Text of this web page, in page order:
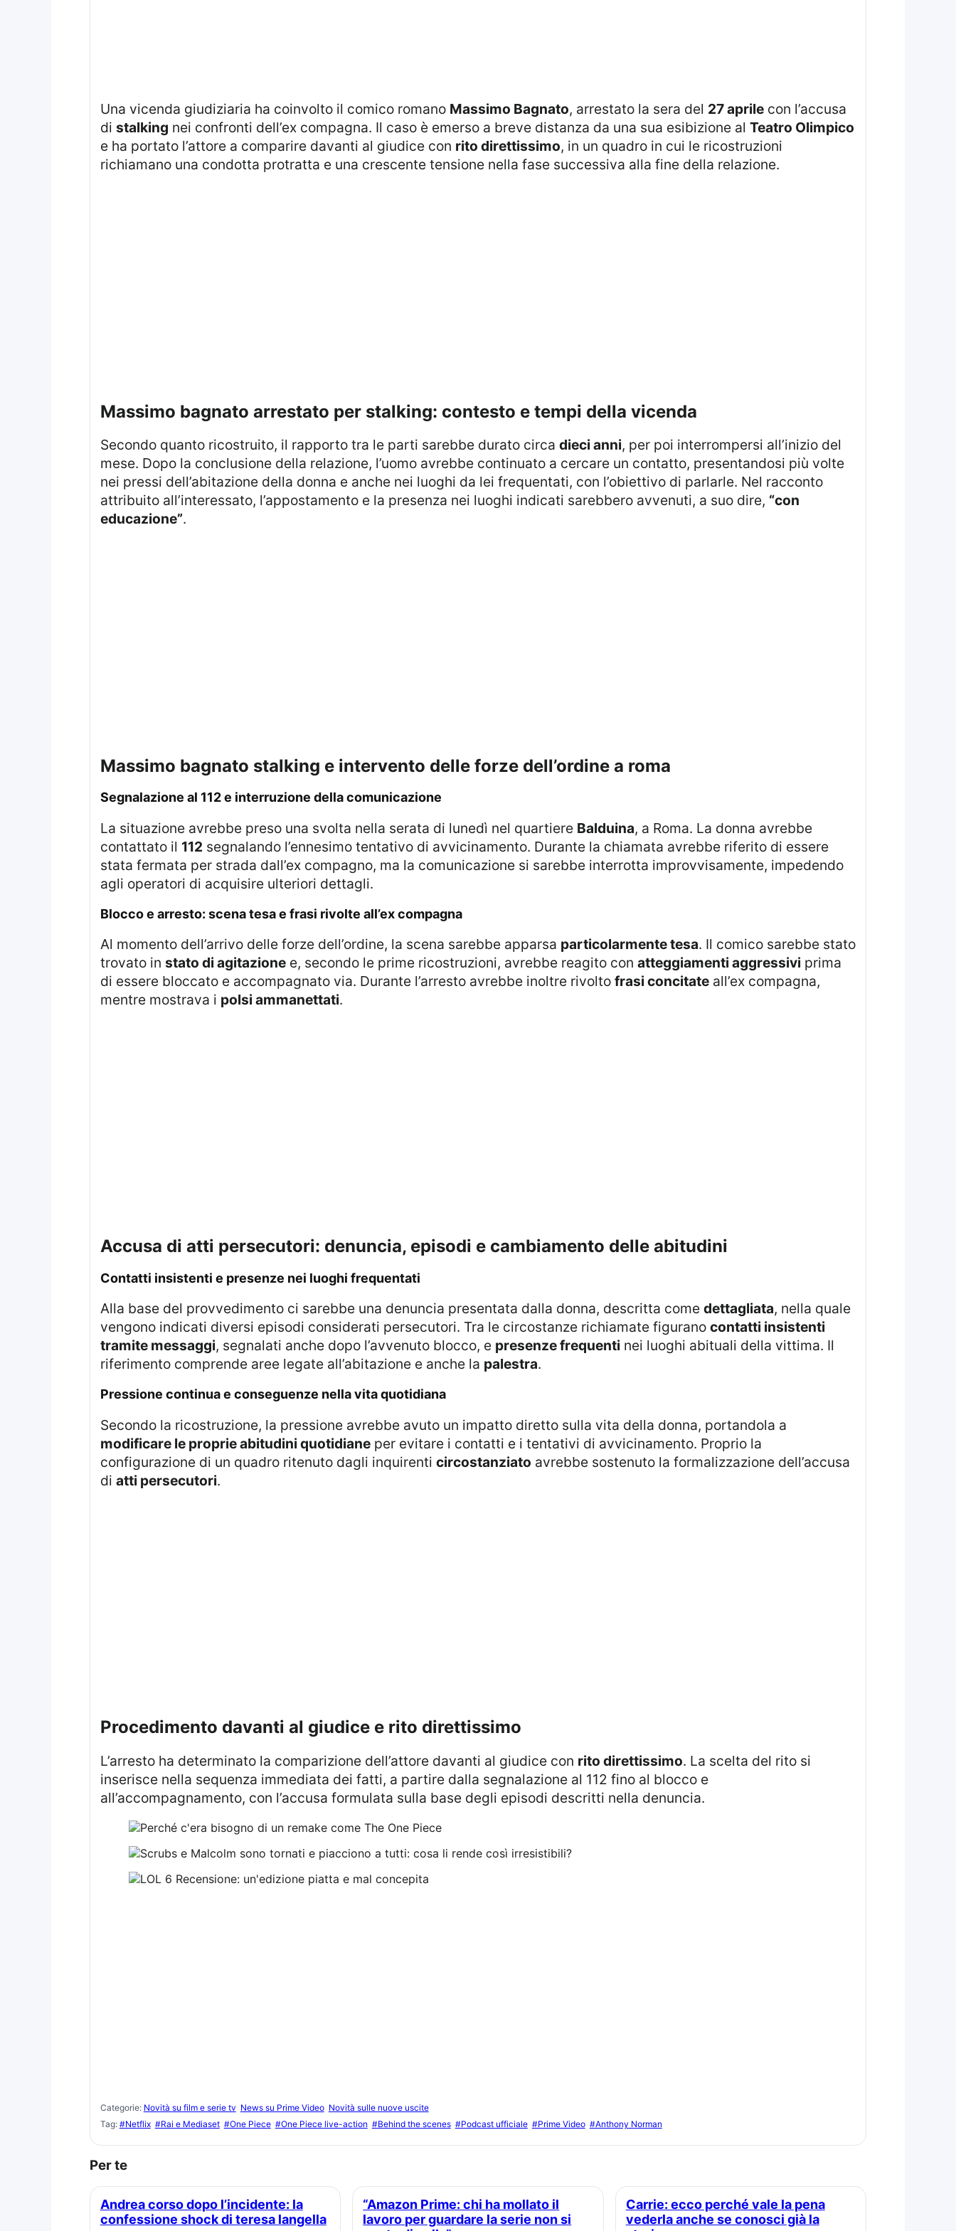
Una vicenda giudiziaria ha coinvolto il comico romano Massimo Bagnato, arrestato la sera del 27 aprilecon l’accusa
di stalking nei confronti dell’ex compagna. Il caso è emerso a breve distanza da una sua esibizione al Teatro Olimpico
e ha portato l’attore a comparire davanti al giudice con rito direttissimo, in un quadro in cui le ricostruzioni
richiamano una condotta protratta e una crescente tensione nella fase successiva alla fine della relazione.
massimo bagnato arrestato per stalking: contesto e tempi della vicenda
Secondo quanto ricostruito, il rapporto tra le parti sarebbe durato circa dieci anni, per poi interrompersi all’inizio del
mese. Dopo la conclusione della relazione, l’uomo avrebbe continuato a cercare un contatto, presentandosi più volte
nei pressi dell’abitazione della donna e anche nei luoghi da lei frequentati, con l’obiettivo di parlarle. Nel racconto
attribuito all’interessato, l’appostamento e la presenza nei luoghi indicati sarebbero avvenuti, a suo dire, “con
educazione”.
massimo bagnato stalking e intervento delle forze dell’ordine a roma
segnalazione al 112 e interruzione della comunicazione
La situazione avrebbe preso una svolta nella serata di lunedì nel quartiere Balduina, a Roma. La donna avrebbe
contattato il 112 segnalando l’ennesimo tentativo di avvicinamento. Durante la chiamata avrebbe riferito di essere
stata fermata per strada dall’ex compagno, ma la comunicazione si sarebbe interrotta improvvisamente, impedendo
agli operatori di acquisire ulteriori dettagli.
blocco e arresto: scena tesa e frasi rivolte all’ex compagna
Al momento dell’arrivo delle forze dell’ordine, la scena sarebbe apparsa particolarmente tesa. Il comico sarebbe stato
trovato in stato di agitazionee, secondo le prime ricostruzioni, avrebbe reagito con atteggiamenti aggressivi prima
di essere bloccato e accompagnato via. Durante l’arresto avrebbe inoltre rivolto frasi concitateall’ex compagna,
mentre mostrava i polsi ammanettati.
accusa di atti persecutori: denuncia, episodi e cambiamento delle abitudini
contatti insistenti e presenze nei luoghi frequentati
Alla base del provvedimento ci sarebbe una denuncia presentata dalla donna, descritta come dettagliata, nella quale
vengono indicati diversi episodi considerati persecutori. Tra le circostanze richiamate figurano contatti insistenti
tramite messaggi, segnalati anche dopo l’avvenuto blocco, e presenze frequenti nei luoghi abituali della vittima. Il
riferimento comprende aree legate all’abitazione e anche la palestra.
pressione continua e conseguenze nella vita quotidiana
Secondo la ricostruzione, la pressione avrebbe avuto un impatto diretto sulla vita della donna, portandola a
modificare le proprie abitudini quotidianeper evitare i contatti e i tentativi di avvicinamento. Proprio la
configurazione di un quadro ritenuto dagli inquirenti circostanziato avrebbe sostenuto la formalizzazione dell’accusa
di atti persecutori.
procedimento davanti al giudice e rito direttissimo
L’arresto ha determinato la comparizione dell’attore davanti al giudice con rito direttissimo. La scelta del rito si
inserisce nella sequenza immediata dei fatti, a partire dalla segnalazione al 112 fino al blocco e
all’accompagnamento, con l’accusa formulata sulla base degli episodi descritti nella denuncia.
Categorie: Novità su film e serie tv News su Prime Video Novità sulle nuove uscite
Tag: #Netflix #Rai e Mediaset #One Piece #One Piece live-action #Behind the scenes #Podcast ufficiale #Prime Video #Anthony Norman
Per te
Andrea corso dopo l’incidente: la
confessione shock di teresa langella
“Amazon Prime: chi ha mollato il
lavoro per guardare la serie non si
Carrie: ecco perché vale la pena
vederla anche se conosci già la